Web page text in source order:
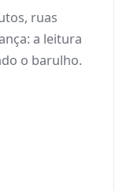
ruas
a leitura
o barulho.